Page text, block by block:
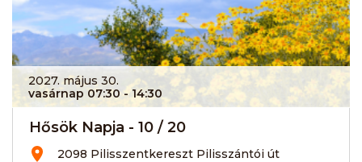
2027. május 30.
vasárnap 07:30 - 14:30
Hősök Napja - 10 / 20
2098 Pilisszentkereszt Pilisszántói út